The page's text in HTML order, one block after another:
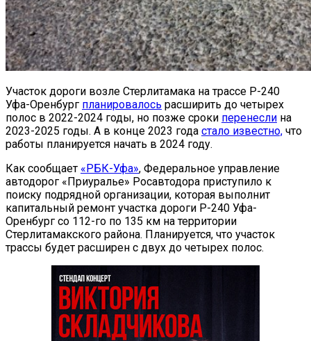
Участок дороги возле Стерлитамака на трассе Р-240
Уфа-Оренбург планировалось расширить до четырех
полос в 2022-2024 годы, но позже сроки перенесли на
2023-2025 годы. А в конце 2023 года стало известно, что
работы планируется начать в 2024 году.
Как сообщает «РБК-Уфа», Федеральное управление
автодорог «Приуралье» Росавтодора приступило к
поиску подрядной организации, которая выполнит
капитальный ремонт участка дороги Р-240 Уфа-
Оренбург со 112-го по 135 км на территории
Стерлитамакского района. Планируется, что участок
трассы будет расширен с двух до четырех полос.